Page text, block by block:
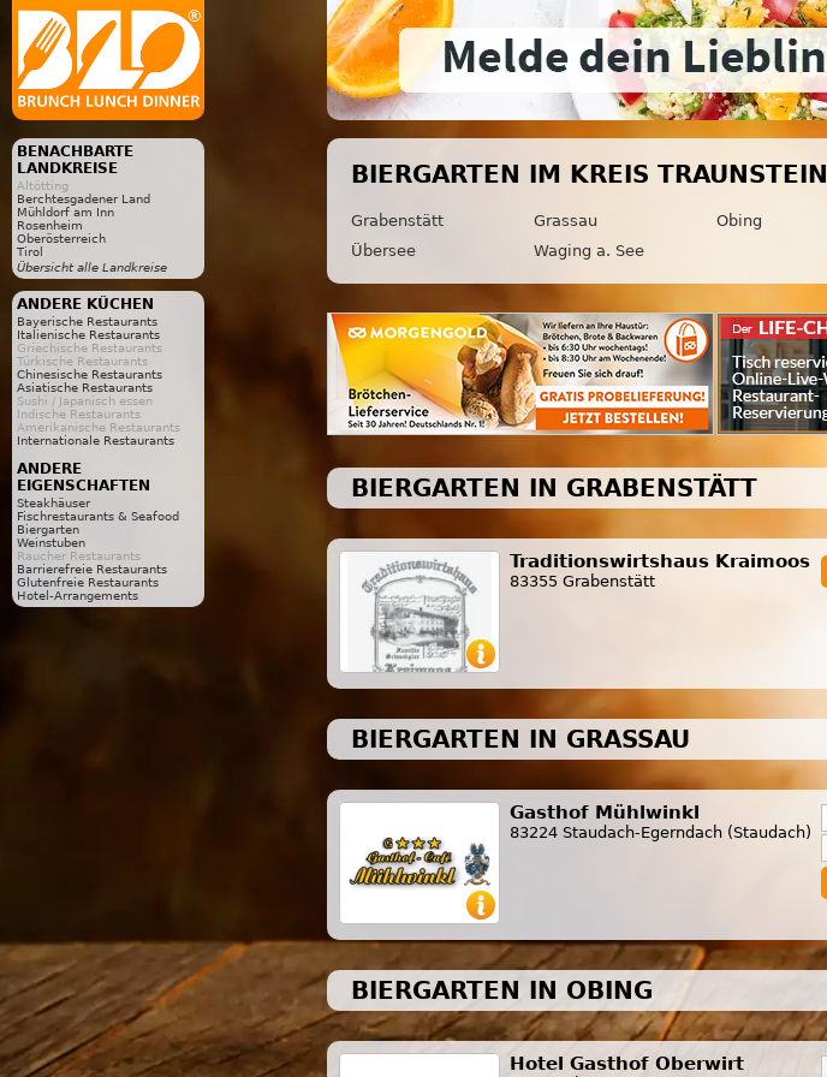
BENACHBARTE
LANDKREISE
Altötting
Berchtesgadener Land
Mühldorf am Inn
Rosenheim
Oberösterreich
Tirol
Übersicht alle Landkreise
ANDERE KÜCHEN
Bayerische Restaurants
Italienische Restaurants
Griechische Restaurants
Türkische Restaurants
Chinesische Restaurants
Asiatische Restaurants
Sushi / Japanisch essen
Indische Restaurants
Amerikanische Restaurants
Internationale Restaurants
ANDERE
EIGENSCHAFTEN
Steakhäuser
Fischrestaurants & Seafood
Biergarten
Weinstuben
Raucher Restaurants
Barrierefreie Restaurants
Glutenfreie Restaurants
Hotel-Arrangements
BIERGARTEN IM KREIS TRAUNSTEIN
Grabenstätt Grassau Obing
Übersee
Waging a. See
BIERGARTEN IN GRABENSTÄTT
Traditionswirtshaus Kraimoos
83355 Grabenstätt
BIERGARTEN IN GRASSAU
Gasthof Mühlwinkl
83224 Staudach-Egerndach (Staudach)
BIERGARTEN IN OBING
Hotel Gasthof Oberwirt